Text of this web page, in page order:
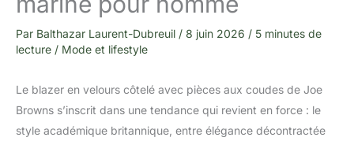
Par Balthazar Laurent-Dubreuil / 8 juin 2026 / 5 minutes de
lecture / Mode et lifestyle
Le blazer en velours côtelé avec pièces aux coudes de Joe
Browns s’inscrit dans une tendance qui revient en force : le
style académique britannique, entre élégance décontractée